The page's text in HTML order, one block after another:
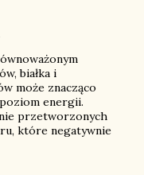
białka i
może znacząco
energii.
przetworzonych
które negatywnie